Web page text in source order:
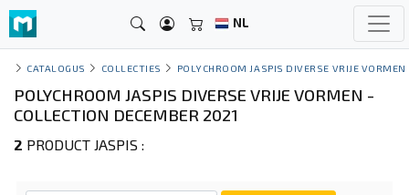
NL
CATALOGUS COLLECTIES POLYCHROOM JASPIS DIVERSE VRIJE VORMEN
POLYCHROOM JASPIS DIVERSE VRIJE VORMEN -
COLLECTION DECEMBER 2021
2 PRODUCT JASPIS :